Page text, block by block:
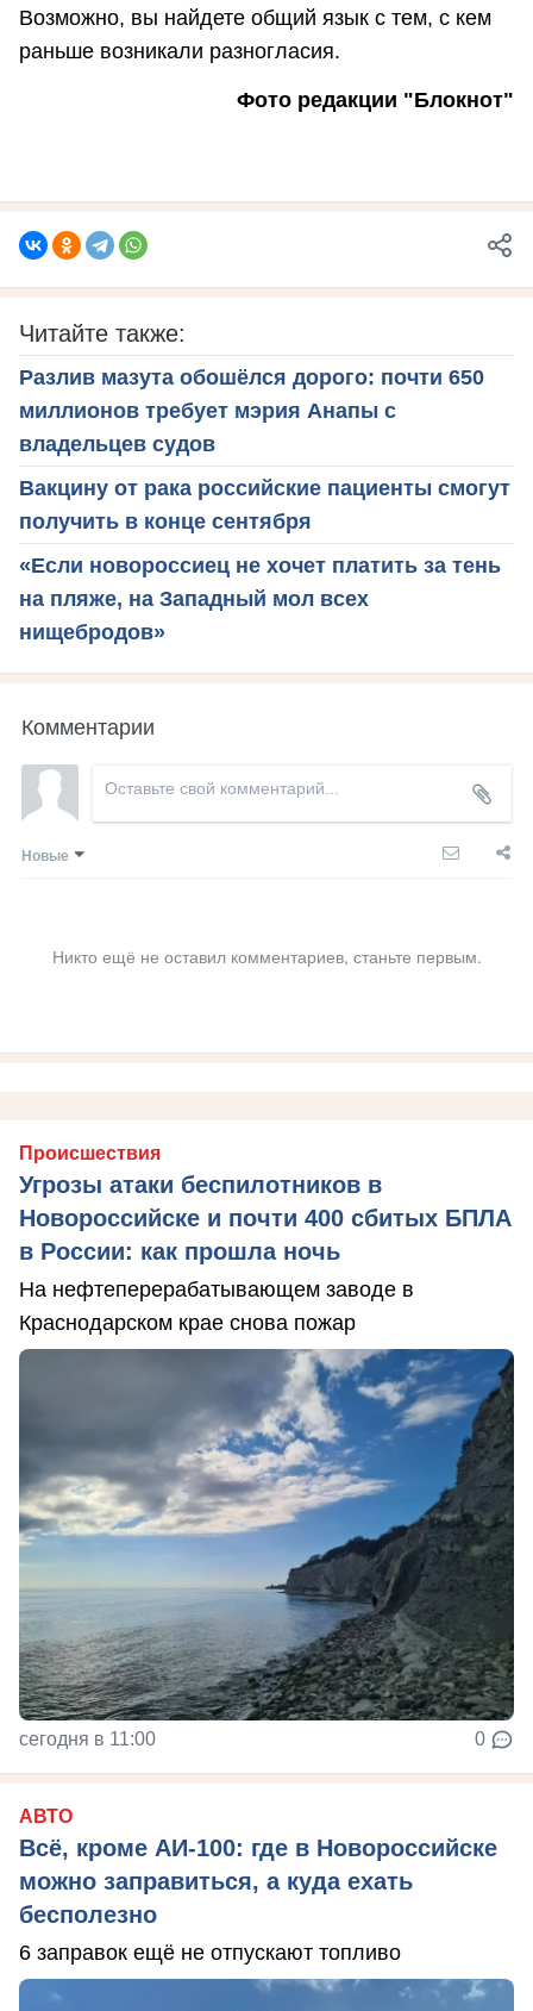
Возможно, вы найдете общий язык с тем, с кем
раньше возникали разногласия.
Фото редакции "Блокнот"
Читайте также:
Разлив мазута обошёлся дорого: почти 650
миллионов требует мэрия Анапы с
владельцев судов
Вакцину от рака российские пациенты смогут
получить в конце сентября
«Если новороссиец не хочет платить за тень
на пляже, на Западный мол всех
нищебродов»
Комментарии
Новые
Никто ещё не оставил комментариев, станьте первым.
Происшествия
Угрозы атаки беспилотников в
Новороссийске и почти 400 сбитых БПЛА
в России: как прошла ночь
На нефтеперерабатывающем заводе в
Краснодарском крае снова пожар
сегодня в 11:00 0
АВТО
Всё, кроме АИ-100: где в Новороссийске
можно заправиться, а куда ехать
бесполезно
6 заправок ещё не отпускают топливо